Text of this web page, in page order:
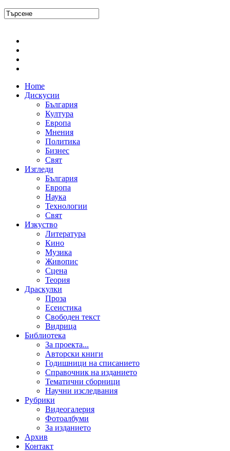
Home
Дискусии
България
Култура
Европа
Мнения
Политика
Бизнес
Свят
Изгледи
България
Европа
Наука
Технологии
Свят
Изкуство
Литература
Кино
Музика
Живопис
Сцена
Теория
Драскулки
Проза
Есеистика
Свободен текст
Видрица
Библиотека
За проекта...
Авторски книги
Годишници на списанието
Справочник на изданието
Тематични сборници
Научни изследвания
Рубрики
Видеогалерия
Фотоалбуми
За изданието
Архив
Контакт